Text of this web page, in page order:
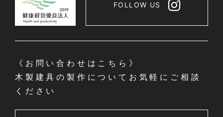
FOLLOW US
《お問い合わせはこちら》
木製建具の製作についてお気軽にご相談
ください